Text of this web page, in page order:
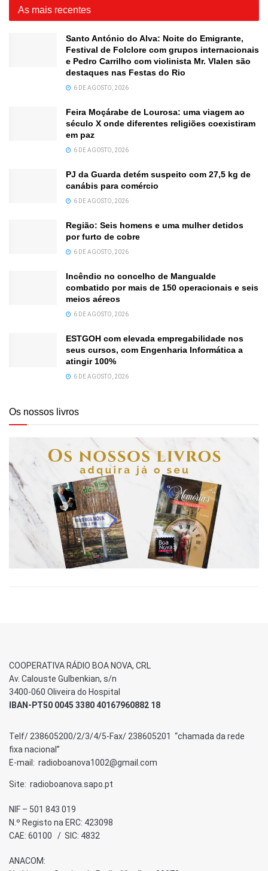
As mais recentes
Santo António do Alva: Noite do Emigrante,
Festival de Folclore com grupos internacionais
e Pedro Carrilho com violinista Mr. Vlalen são
destaques nas Festas do Rio
6 DE AGOSTO, 2026
Feira Moçárabe de Lourosa: uma viagem ao
século X onde diferentes religiões coexistiram
em paz
6 DE AGOSTO, 2026
PJ da Guarda detém suspeito com 27,5 kg de
canábis para comércio
6 DE AGOSTO, 2026
Região: Seis homens e uma mulher detidos
por furto de cobre
6 DE AGOSTO, 2026
Incêndio no concelho de Mangualde
combatido por mais de 150 operacionais e seis
meios aéreos
6 DE AGOSTO, 2026
ESTGOH com elevada empregabilidade nos
seus cursos, com Engenharia Informática a
atingir 100%
6 DE AGOSTO, 2026
Os nossos livros
COOPERATIVA RÁDIO BOA NOVA, CRL
Av. Calouste Gulbenkian, s/n
3400-060 Oliveira do Hospital
IBAN-PT50 0045 3380 40167960882 18
Telf/ 238605200/2/3/4/5-Fax/ 238605201 “chamada da rede
fixa nacional”
E-mail: radioboanova1002@gmail.com
Site: radioboanova.sapo.pt
NIF – 501 843 019
N.º Registo na ERC: 423098
CAE: 60100 / SIC: 4832
ANACOM: